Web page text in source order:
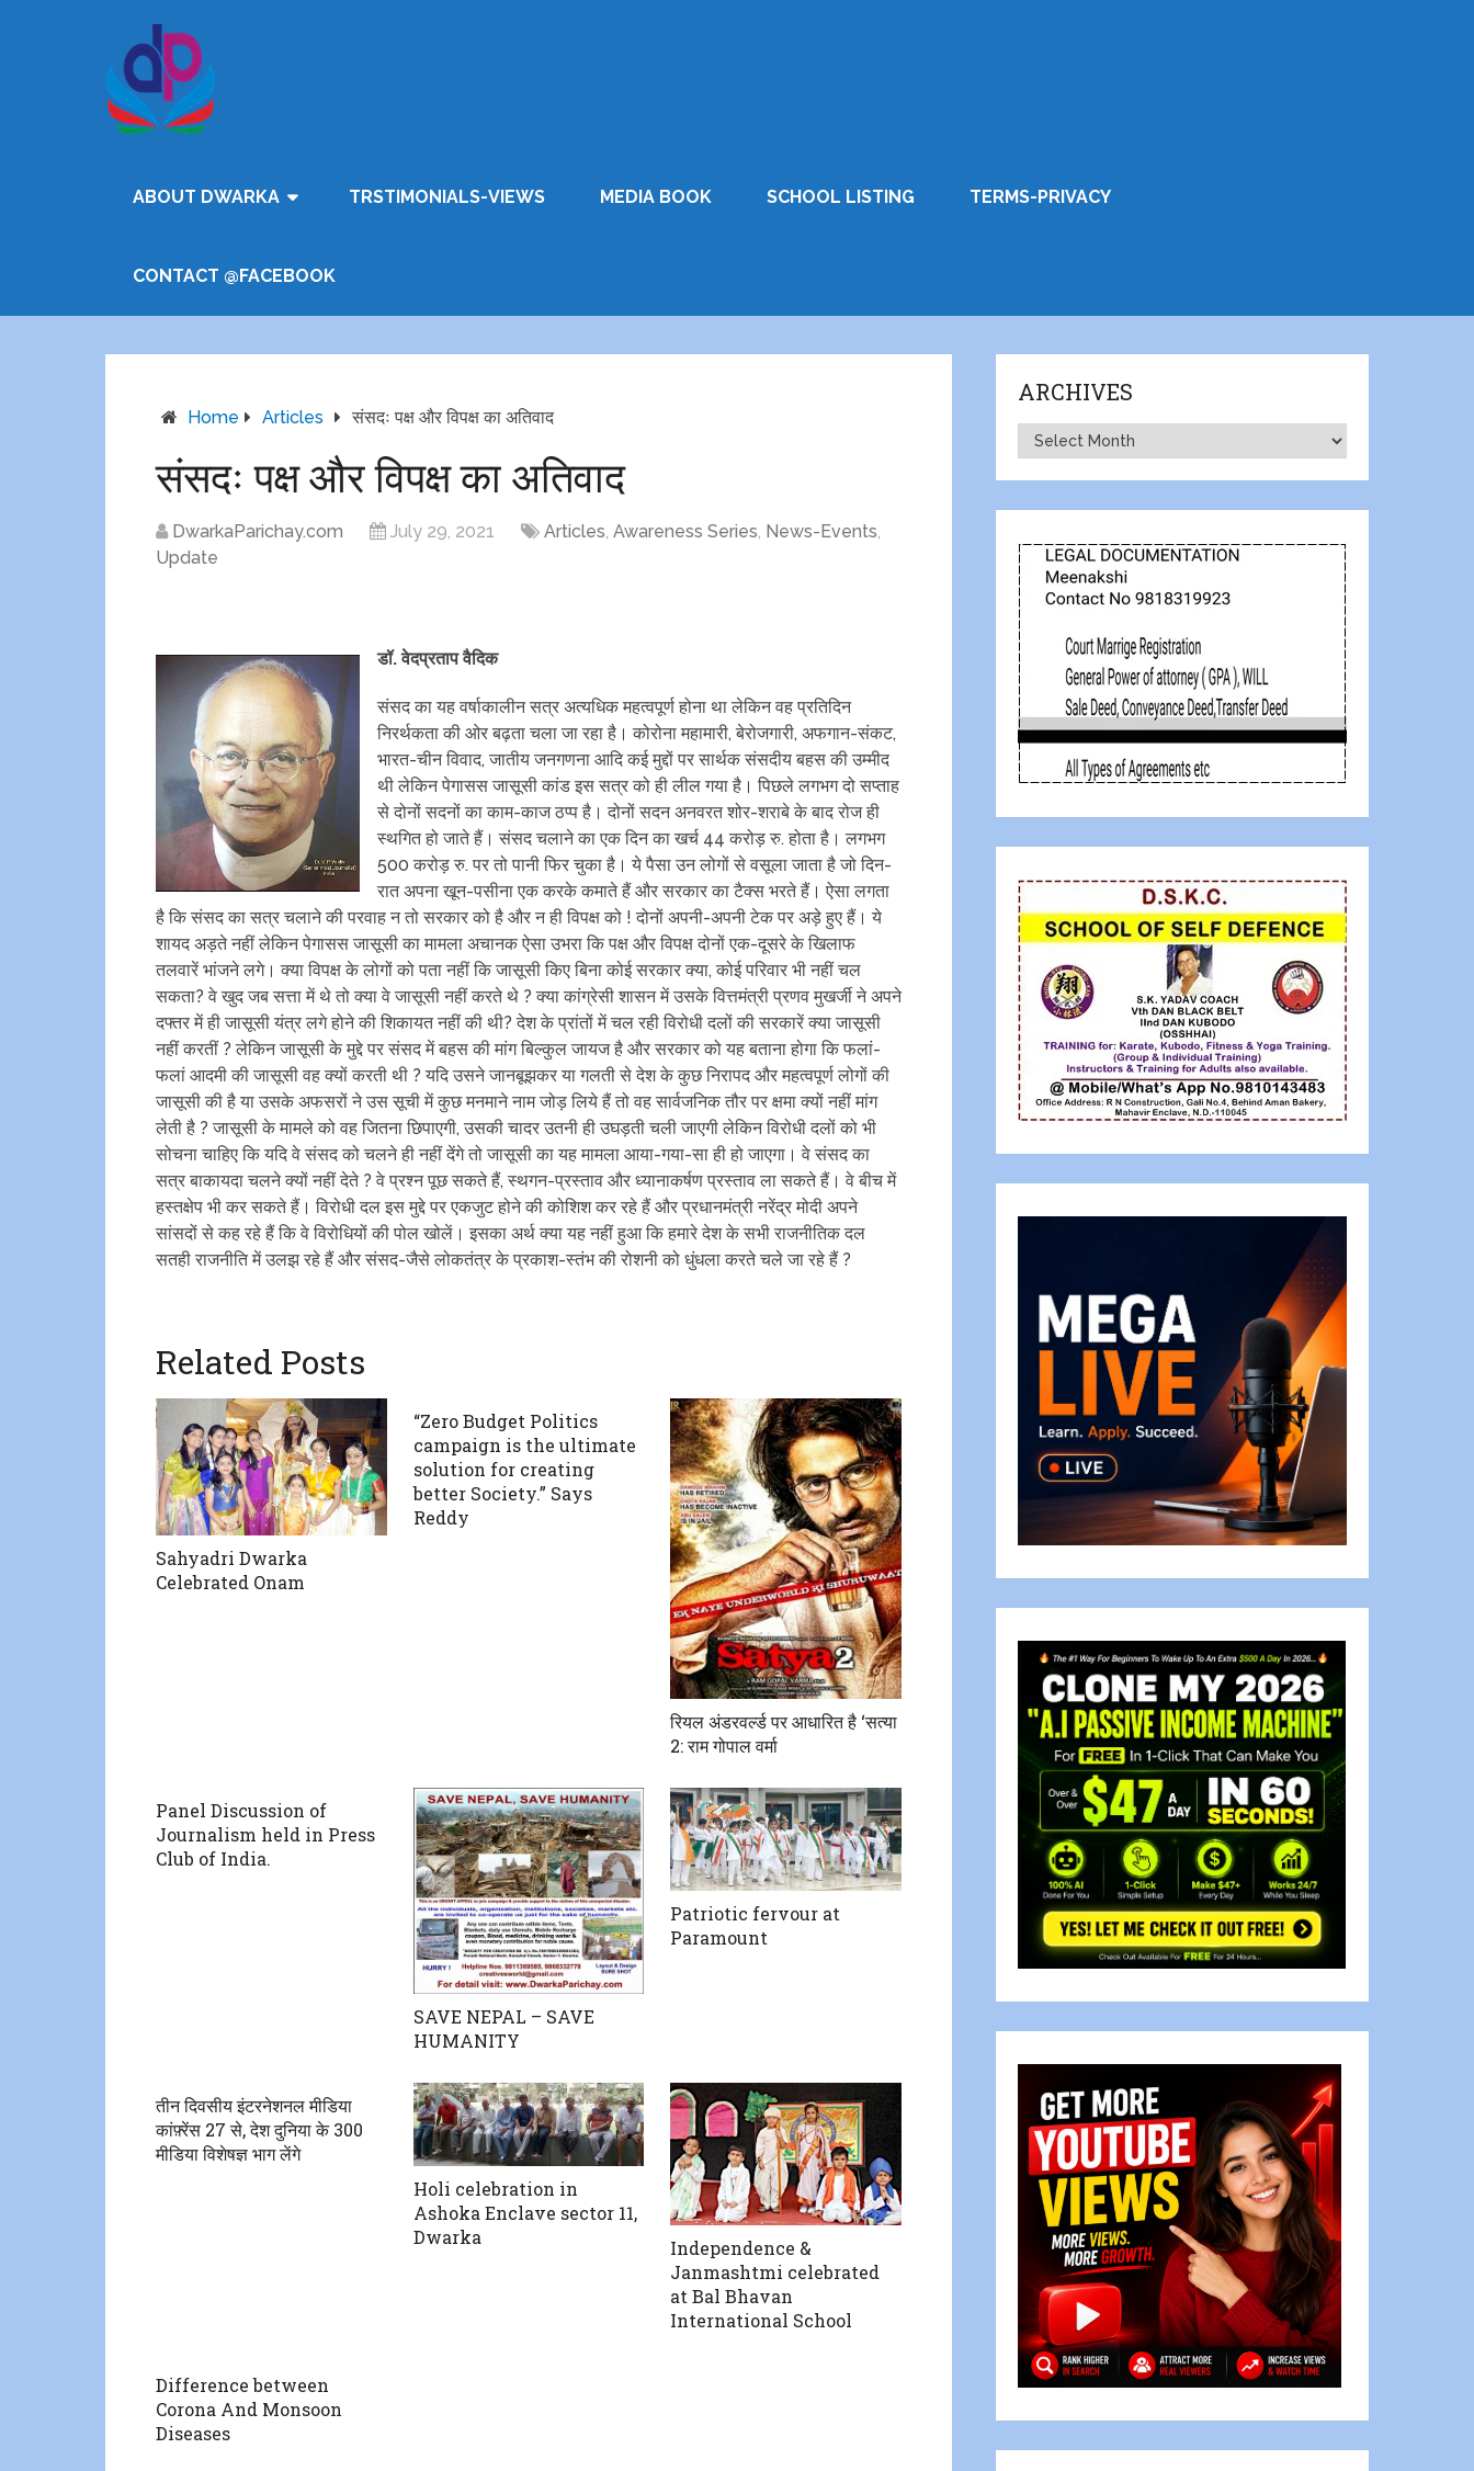
ABOUT DWARKA TRSTIMONIALS-VIEWS MEDIA BOOK SCHOOL LISTING TERMS-PRIVACY
CONTACT @FACEBOOK
Home Articles संसदः पक्ष और विपक्ष का अतिवाद
संसदः पक्ष और विपक्ष का अतिवाद
DwarkaParichay.com July 29, 2021 Articles, Awareness Series, News-Events,
Update
डॉ. वेदप्रताप वैदिक
संसद का यह वर्षाकालीन सत्र अत्यधिक महत्वपूर्ण होना था लेकिन वह प्रतिदिन
निरर्थकता की ओर बढ़ता चला जा रहा है। कोरोना महामारी, बेरोजगारी, अफगान-संकट,
भारत-चीन विवाद, जातीय जनगणना आदि कई मुद्दों पर सार्थक संसदीय बहस की उम्मीद
थी लेकिन पेगासस जासूसी कांड इस सत्र को ही लील गया है। पिछले लगभग दो सप्ताह
से दोनों सदनों का काम-काज ठप्प है। दोनों सदन अनवरत शोर-शराबे के बाद रोज ही
स्थगित हो जाते हैं। संसद चलाने का एक दिन का खर्च 44 करोड़ रु. होता है। लगभग
500 करोड़ रु. पर तो पानी फिर चुका है। ये पैसा उन लोगों से वसूला जाता है जो दिन-
रात अपना खून-पसीना एक करके कमाते हैं और सरकार का टैक्स भरते हैं। ऐसा लगता
है कि संसद का सत्र चलाने की परवाह न तो सरकार को है और न ही विपक्ष को ! दोनों अपनी-अपनी टेक पर अड़े हुए हैं। ये
शायद अड़ते नहीं लेकिन पेगासस जासूसी का मामला अचानक ऐसा उभरा कि पक्ष और विपक्ष दोनों एक-दूसरे के खिलाफ
तलवारें भांजने लगे। क्या विपक्ष के लोगों को पता नहीं कि जासूसी किए बिना कोई सरकार क्या, कोई परिवार भी नहीं चल
सकता? वे खुद जब सत्ता में थे तो क्या वे जासूसी नहीं करते थे ? क्या कांग्रेसी शासन में उसके वित्तमंत्री प्रणव मुखर्जी ने अपने
दफ्तर में ही जासूसी यंत्र लगे होने की शिकायत नहीं की थी? देश के प्रांतों में चल रही विरोधी दलों की सरकारें क्या जासूसी
नहीं करतीं ? लेकिन जासूसी के मुद्दे पर संसद में बहस की मांग बिल्कुल जायज है और सरकार को यह बताना होगा कि फलां-
फलां आदमी की जासूसी वह क्यों करती थी ? यदि उसने जानबूझकर या गलती से देश के कुछ निरापद और महत्वपूर्ण लोगों की
जासूसी की है या उसके अफसरों ने उस सूची में कुछ मनमाने नाम जोड़ लिये हैं तो वह सार्वजनिक तौर पर क्षमा क्यों नहीं मांग
लेती है ? जासूसी के मामले को वह जितना छिपाएगी, उसकी चादर उतनी ही उघड़ती चली जाएगी लेकिन विरोधी दलों को भी
सोचना चाहिए कि यदि वे संसद को चलने ही नहीं देंगे तो जासूसी का यह मामला आया-गया-सा ही हो जाएगा। वे संसद का
सत्र बाकायदा चलने क्यों नहीं देते ? वे प्रश्न पूछ सकते हैं, स्थगन-प्रस्ताव और ध्यानाकर्षण प्रस्ताव ला सकते हैं। वे बीच में
हस्तक्षेप भी कर सकते हैं। विरोधी दल इस मुद्दे पर एकजुट होने की कोशिश कर रहे हैं और प्रधानमंत्री नरेंद्र मोदी अपने
सांसदों से कह रहे हैं कि वे विरोधियों की पोल खोलें। इसका अर्थ क्या यह नहीं हुआ कि हमारे देश के सभी राजनीतिक दल
सतही राजनीति में उलझ रहे हैं और संसद-जैसे लोकतंत्र के प्रकाश-स्तंभ की रोशनी को धुंधला करते चले जा रहे हैं ?
Related Posts
Sahyadri Dwarka
Celebrated Onam
“Zero Budget Politics
campaign is the ultimate
solution for creating
better Society.” Says
Reddy
रियल अंडरवर्ल्ड पर आधारित है ‘सत्या
2: राम गोपाल वर्मा
Panel Discussion of
Journalism held in Press
Club of India.
SAVE NEPAL – SAVE
HUMANITY
Patriotic fervour at
Paramount
तीन दिवसीय इंटरनेशनल मीडिया
कांफ़्रेंस 27 से, देश दुनिया के 300
मीडिया विशेषज्ञ भाग लेंगे
Holi celebration in
Ashoka Enclave sector 11,
Dwarka
Independence &
Janmashtmi celebrated
at Bal Bhavan
International School
Difference between
Corona And Monsoon
Diseases
ARCHIVES
Archives